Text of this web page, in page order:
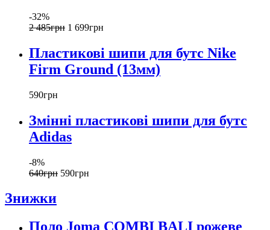
-32%
2 485грн 1 699грн
Пластикові шипи для бутс Nike
Firm Ground (13мм)
590грн
Змінні пластикові шипи для бутс
Adidas
-8%
640грн 590грн
Знижки
Поло Joma COMBI BALI рожеве